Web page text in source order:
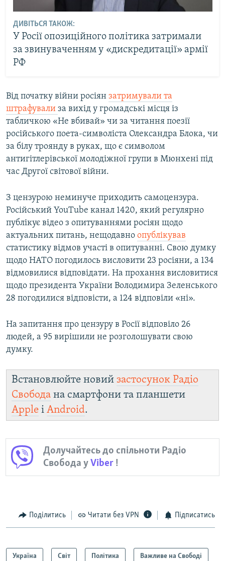
ДИВІТЬСЯ ТАКОЖ:
У Росії опозиційного політика затримали
за звинуваченням у «дискредитації» армії
РФ
Від початку війни росіян затримували та
штрафували за вихід у громадські місця із
табличкою «Не вбивай» чи за читання поезії
російського поета-символіста Олександра Блока, чи
за білу троянду в руках, що є символом
антигітлерівської молодіжної групи в Мюнхені під
час Другої світової війни.
З цензурою неминуче приходить самоцензура.
Російський YouTubе канал 1420, який регулярно
публікує відео з опитуваннями росіян щодо
актуальних питань, нещодавно опублікував
статистику відмов участі в опитуванні. Свою думку
щодо НАТО погодилось висловити 23 росіяни, а 134
відмовилися відповідати. На прохання висловитися
щодо президента України Володимира Зеленського
28 погодилися відповісти, а 124 відповіли «ні».
На запитання про цензуру в Росії відповіло 26
людей, а 95 вирішили не розголошувати свою
думку.
Встановлюйте новий застосунок Радіо
Свобода на смартфони та планшети
Apple і Android.
Долучайтесь до спільноти Радіо
Свобода уViber !
Поділитись Читати без VPN Підписатись
Україна Світ Політика Важливе на Свободі